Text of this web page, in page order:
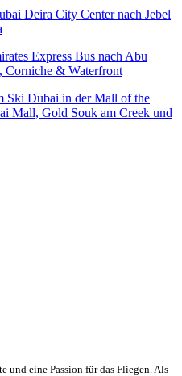
Deira City Center nach Jebel
Express Bus nach Abu
Corniche & Waterfront
Ski Dubai in der Mall of the
Mall, Gold Souk am Creek und
und eine Passion für das Fliegen. Als